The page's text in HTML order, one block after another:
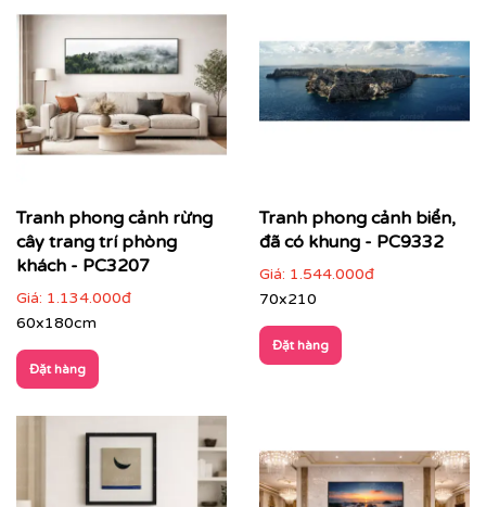
Tranh phong cảnh rừng
cây trang trí phòng
khách - PC3207
Giá: 1.134.000đ
60x180cm
Đặt hàng
Tranh phong cảnh biển,
đã có khung - PC9332
Giá: 1.544.000đ
70x210
Đặt hàng